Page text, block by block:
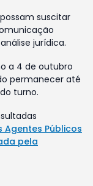
suscitar
jurídica.
a 4 de outubro
permanecer até
turno.
Públicos
pela